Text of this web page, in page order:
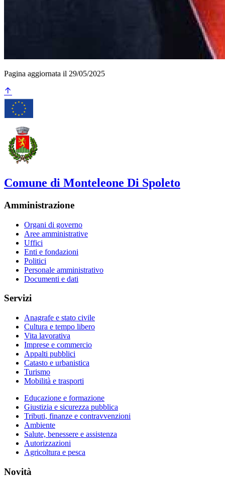
Pagina aggiornata il 29/05/2025
Comune di Monteleone Di Spoleto
Amministrazione
Organi di governo
Aree amministrative
Uffici
Enti e fondazioni
Politici
Personale amministrativo
Documenti e dati
Servizi
Anagrafe e stato civile
Cultura e tempo libero
Vita lavorativa
Imprese e commercio
Appalti pubblici
Catasto e urbanistica
Turismo
Mobilità e trasporti
Educazione e formazione
Giustizia e sicurezza pubblica
Tributi, finanze e contravvenzioni
Ambiente
Salute, benessere e assistenza
Autorizzazioni
Agricoltura e pesca
Novità